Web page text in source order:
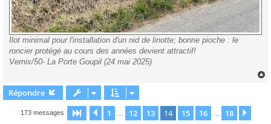
Ilot minimal pour l'installation d'un nid de linotte; bonne pioche : le
roncier protégé au cours des années devient attractif!
Vernix/50- La Porte Goupil (24 mai 2025)
Répondre
173 messages Page 14 sur 18
Précédente
1 12 13 14 15 16 18